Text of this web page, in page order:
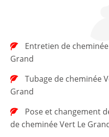
Grand
Grand
de cheminée Vert Le